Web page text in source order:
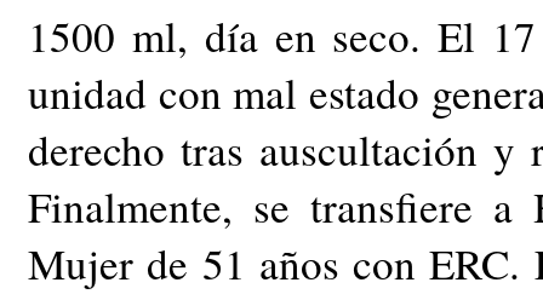
1500 ml, día en seco. El
unidad con mal estado
derecho tras auscultación
Finalmente, se transfiere
Mujer de 51 años con